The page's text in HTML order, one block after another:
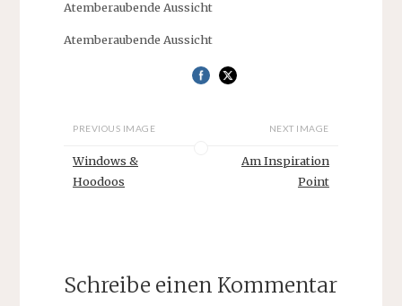
Atemberaubende Aussicht
Atemberaubende Aussicht
PREVIOUS IMAGE
Windows &
Hoodoos
NEXT IMAGE
Am Inspiration
Point
Schreibe einen Kommentar